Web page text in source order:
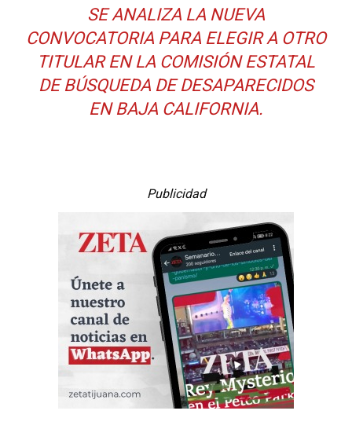
SE ANALIZA LA NUEVA
CONVOCATORIA PARA ELEGIR A OTRO
TITULAR EN LA COMISIÓN ESTATAL
DE BÚSQUEDA DE DESAPARECIDOS
EN BAJA CALIFORNIA.
Publicidad